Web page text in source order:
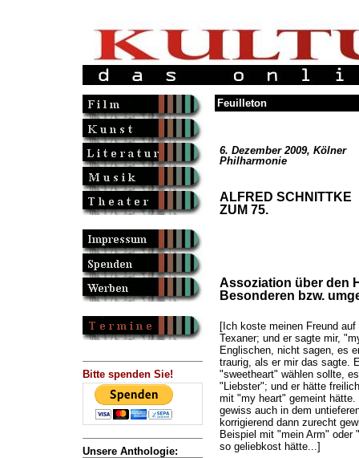
Bitte spenden Sie!
Unsere Anthologie:
Feuilleton
6. Dezember 2009, Kölner
Philharmonie
ALFRED SCHNITTKE
ZUM 75.
Assoziation über den
Besonderen bzw.
[Ich koste meinen Freund
Texaner; und er sagte mir,
Englischen, nicht sagen, es
traurig, als er mir das sagte.
"sweetheart" wählen sollte,
"Liebster"; und er hätte
mit "my heart" gemeint
gewiss auch in dem
korrigierend dann zurecht
Beispiel mit "mein Arm" oder
so geliebkost hätte...]